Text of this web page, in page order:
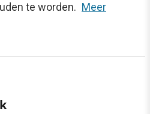
te worden. Meer